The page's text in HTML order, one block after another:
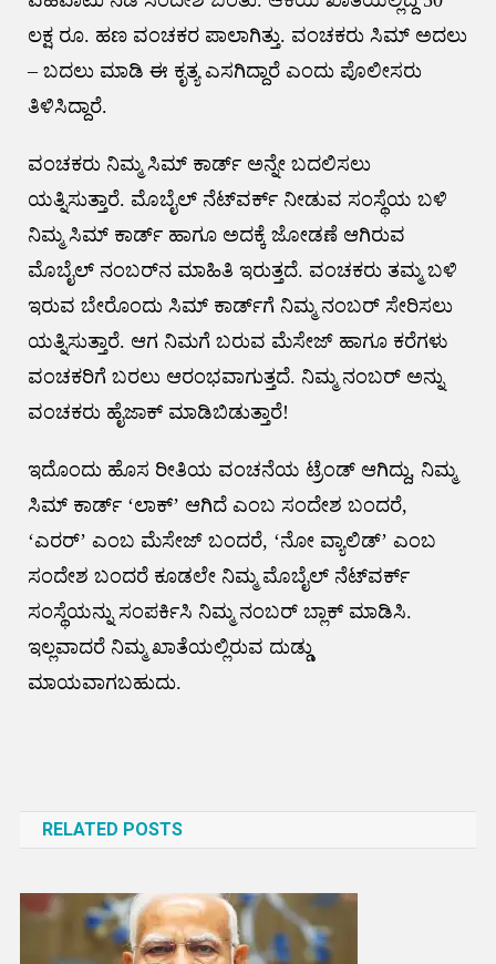
ಲಕ್ಷ ರೂ. ಹಣ ವಂಚಕರ ಪಾಲಾಗಿತ್ತು. ವಂಚಕರು ಸಿಮ್ ಅದಲು
– ಬದಲು ಮಾಡಿ ಈ ಕೃತ್ಯ ಎಸಗಿದ್ದಾರೆ ಎಂದು ಪೊಲೀಸರು
ತಿಳಿಸಿದ್ದಾರೆ.
ವಂಚಕರು ನಿಮ್ಮ ಸಿಮ್‌ ಕಾರ್ಡ್‌ ಅನ್ನೇ ಬದಲಿಸಲು
ಯತ್ನಿಸುತ್ತಾರೆ. ಮೊಬೈಲ್ ನೆಟ್‌ವರ್ಕ್‌ ನೀಡುವ ಸಂಸ್ಥೆಯ ಬಳಿ
ನಿಮ್ಮ ಸಿಮ್‌ ಕಾರ್ಡ್‌ ಹಾಗೂ ಅದಕ್ಕೆ ಜೋಡಣೆ ಆಗಿರುವ
ಮೊಬೈಲ್ ನಂಬರ್‌ನ ಮಾಹಿತಿ ಇರುತ್ತದೆ. ವಂಚಕರು ತಮ್ಮ ಬಳಿ
ಇರುವ ಬೇರೊಂದು ಸಿಮ್‌ ಕಾರ್ಡ್‌ಗೆ ನಿಮ್ಮ ನಂಬರ್ ಸೇರಿಸಲು
ಯತ್ನಿಸುತ್ತಾರೆ. ಆಗ ನಿಮಗೆ ಬರುವ ಮೆಸೇಜ್‌ ಹಾಗೂ ಕರೆಗಳು
ವಂಚಕರಿಗೆ ಬರಲು ಆರಂಭವಾಗುತ್ತದೆ. ನಿಮ್ಮ ನಂಬರ್ ಅನ್ನು
ವಂಚಕರು ಹೈಜಾಕ್ ಮಾಡಿಬಿಡುತ್ತಾರೆ!
ಇದೊಂದು ಹೊಸ ರೀತಿಯ ವಂಚನೆಯ ಟ್ರೆಂಡ್ ಆಗಿದ್ದು, ನಿಮ್ಮ
ಸಿಮ್ ಕಾರ್ಡ್‌ ‘ಲಾಕ್’ ಆಗಿದೆ ಎಂಬ ಸಂದೇಶ ಬಂದರೆ,
‘ಎರರ್‌’ ಎಂಬ ಮೆಸೇಜ್ ಬಂದರೆ, ‘ನೋ ವ್ಯಾಲಿಡ್’ ಎಂಬ
ಸಂದೇಶ ಬಂದರೆ ಕೂಡಲೇ ನಿಮ್ಮ ಮೊಬೈಲ್ ನೆಟ್‌ವರ್ಕ್‌
ಸಂಸ್ಥೆಯನ್ನು ಸಂಪರ್ಕಿಸಿ ನಿಮ್ಮ ನಂಬರ್ ಬ್ಲಾಕ್ ಮಾಡಿಸಿ.
ಇಲ್ಲವಾದರೆ ನಿಮ್ಮ ಖಾತೆಯಲ್ಲಿರುವ ದುಡ್ಡು
ಮಾಯವಾಗಬಹುದು.
RELATED POSTS